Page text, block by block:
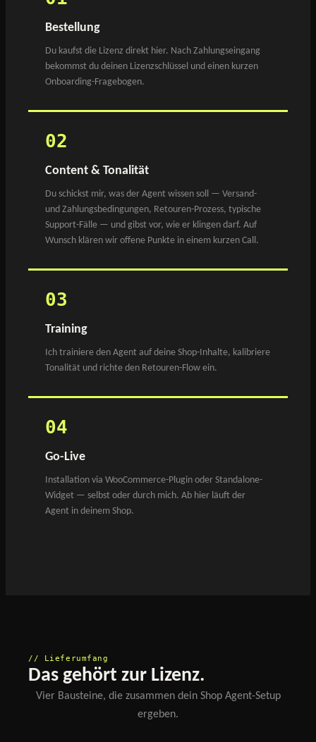
Bestellung
Du kaufst die Lizenz direkt hier. Nach Zahlungseingang
bekommst du deinen Lizenzschlüssel und einen kurzen
Onboarding-Fragebogen.
02
Content & Tonalität
Du schickst mir, was der Agent wissen soll — Versand-
und Zahlungsbedingungen, Retouren-Prozess, typische
Support-Fälle — und gibst vor, wie er klingen darf. Auf
Wunsch klären wir offene Punkte in einem kurzen Call.
03
Training
Ich trainiere den Agent auf deine Shop-Inhalte, kalibriere
Tonalität und richte den Retouren-Flow ein.
04
Go-Live
Installation via WooCommerce-Plugin oder Standalone-
Widget — selbst oder durch mich. Ab hier läuft der
Agent in deinem Shop.
// Lieferumfang
Das gehört zur Lizenz.
Vier Bausteine, die zusammen dein Shop Agent-Setup
ergeben.